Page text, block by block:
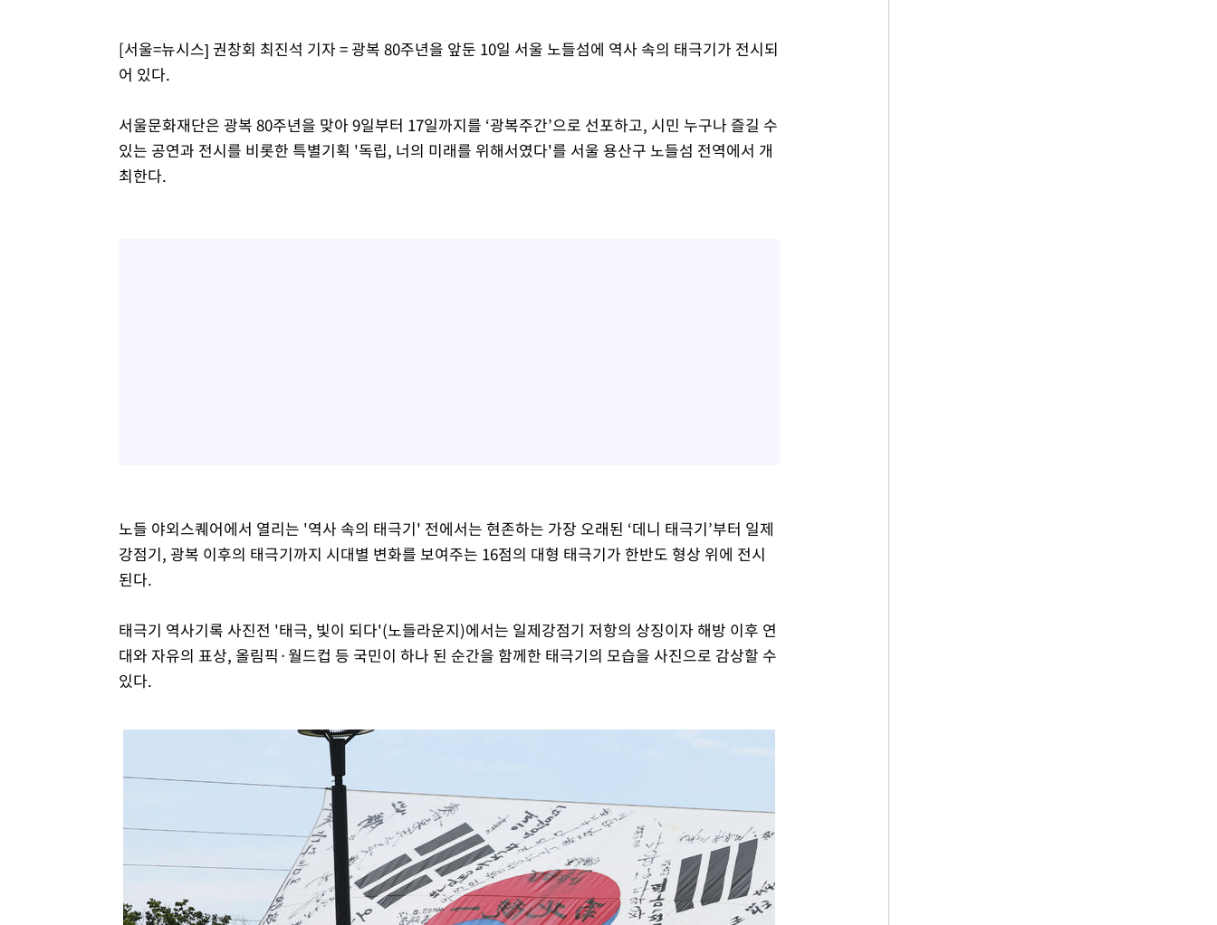
[서울=뉴시스] 권창회 최진석 기자 = 광복 80주년을 앞둔 10일 서울 노들섬에 역사 속의 태극기가 전시되
어 있다.
서울문화재단은 광복 80주년을 맞아 9일부터 17일까지를 ‘광복주간’으로 선포하고, 시민 누구나 즐길 수
있는 공연과 전시를 비롯한 특별기획 '독립, 너의 미래를 위해서였다'를 서울 용산구 노들섬 전역에서 개
최한다.
노들 야외스퀘어에서 열리는 '역사 속의 태극기' 전에서는 현존하는 가장 오래된 ‘데니 태극기’부터 일제
강점기, 광복 이후의 태극기까지 시대별 변화를 보여주는 16점의 대형 태극기가 한반도 형상 위에 전시
된다.
태극기 역사기록 사진전 '태극, 빛이 되다'(노들라운지)에서는 일제강점기 저항의 상징이자 해방 이후 연
대와 자유의 표상, 올림픽·월드컵 등 국민이 하나 된 순간을 함께한 태극기의 모습을 사진으로 감상할 수
있다.